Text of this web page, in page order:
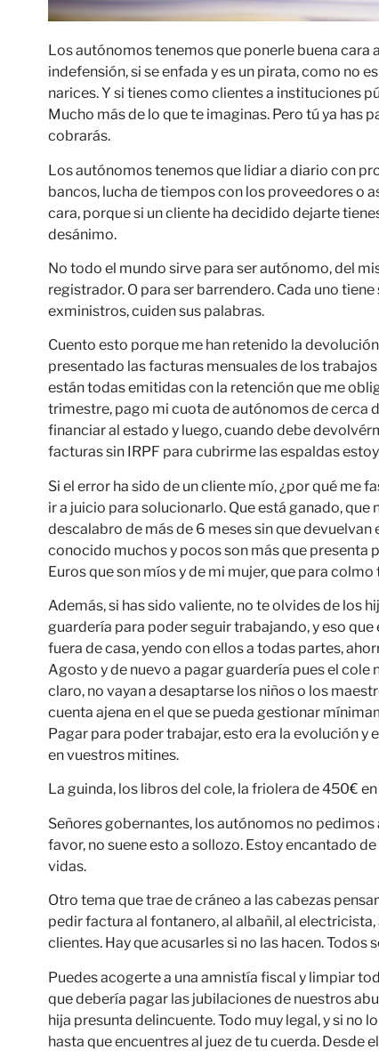
Los autónomos tenemos que ponerle buena cara
indefensión, si se enfada y es un pirata, como no
narices. Y si tienes como clientes a instituciones
Mucho más de lo que te imaginas. Pero tú ya has
cobrarás.
Los autónomos tenemos que lidiar a diario con
bancos, lucha de tiempos con los proveedores o
cara, porque si un cliente ha decidido dejarte
desánimo.
No todo el mundo sirve para ser autónomo, del
registrador. O para ser barrendero. Cada uno
exministros, cuiden sus palabras.
Cuento esto porque me han retenido la
presentado las facturas mensuales de los
están todas emitidas con la retención que me
trimestre, pago mi cuota de autónomos de cerca
financiar al estado y luego, cuando debe
facturas sin IRPF para cubrirme las espaldas
Si el error ha sido de un cliente mío, ¿por qué me
ir a juicio para solucionarlo. Que está ganado,
descalabro de más de 6 meses sin que devuelvan
conocido muchos y pocos son más que presenta
Euros que son míos y de mi mujer, que para
Además, si has sido valiente, no te olvides de los
guardería para poder seguir trabajando, y eso
fuera de casa, yendo con ellos a todas partes,
Agosto y de nuevo a pagar guardería pues el cole
claro, no vayan a desaptarse los niños o los
cuenta ajena en el que se pueda gestionar
Pagar para poder trabajar, esto era la evolución y
en vuestros mitines.
La guinda, los libros del cole, la friolera de 450€
Señores gobernantes, los autónomos no
favor, no suene esto a sollozo. Estoy encantado
vidas.
Otro tema que trae de cráneo a las cabezas
pedir factura al fontanero, al albañil, al
clientes. Hay que acusarles si no las hacen. Todos
Puedes acogerte a una amnistía fiscal y limpiar
que debería pagar las jubilaciones de nuestros
hija presunta delincuente. Todo muy legal, y si no
hasta que encuentres al juez de tu cuerda. Desde